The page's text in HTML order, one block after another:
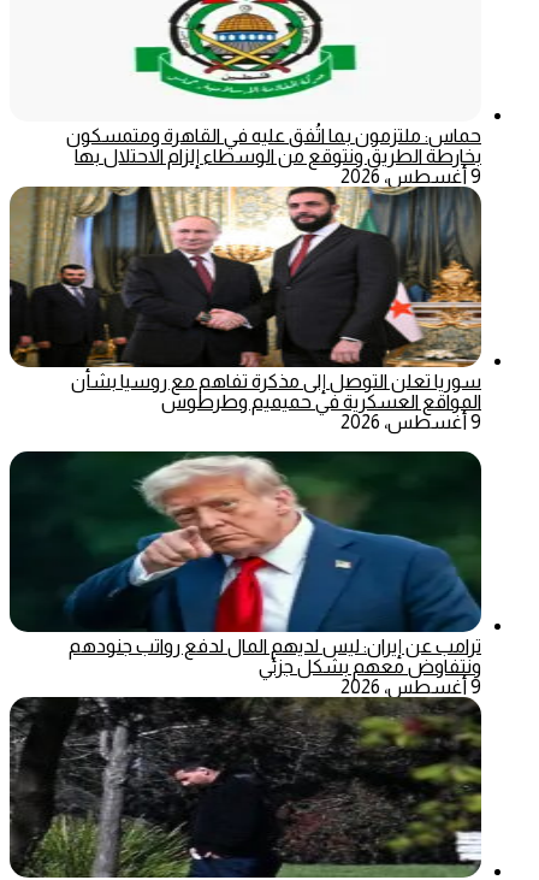
حماس: ملتزمون بما اتُفق عليه في القاهرة ومتمسكون
بخارطة الطريق ونتوقع من الوسطاء إلزام الاحتلال بها
9 أغسطس، 2026
سوريا تعلن التوصل إلى مذكرة تفاهم مع روسيا بشأن
المواقع العسكرية في حميميم وطرطوس
9 أغسطس، 2026
ترامب عن إيران: ليس لديهم المال لدفع رواتب جنودهم
ونتفاوض معهم بشكل جزئي
9 أغسطس، 2026